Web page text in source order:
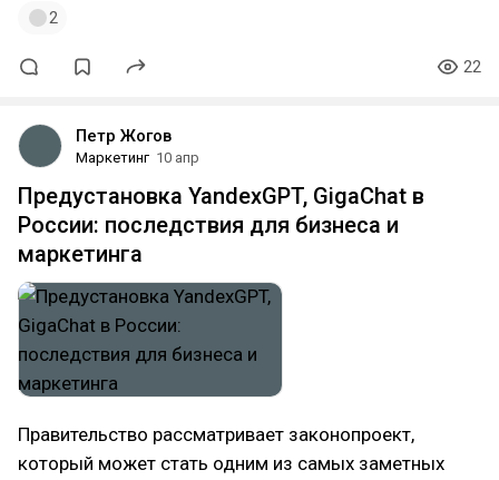
2
22
Петр Жогов
Маркетинг 10 апр
Предустановка YandexGPT, GigaChat в
России: последствия для бизнеса и
маркетинга
Правительство рассматривает законопроект,
который может стать одним из самых заметных